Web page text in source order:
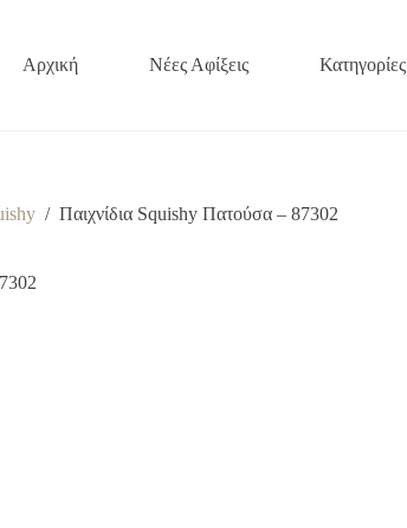
Αρχική Νέες Αφίξεις Κατηγορίες
/ Παιχνίδια Squishy Πατούσα – 87302